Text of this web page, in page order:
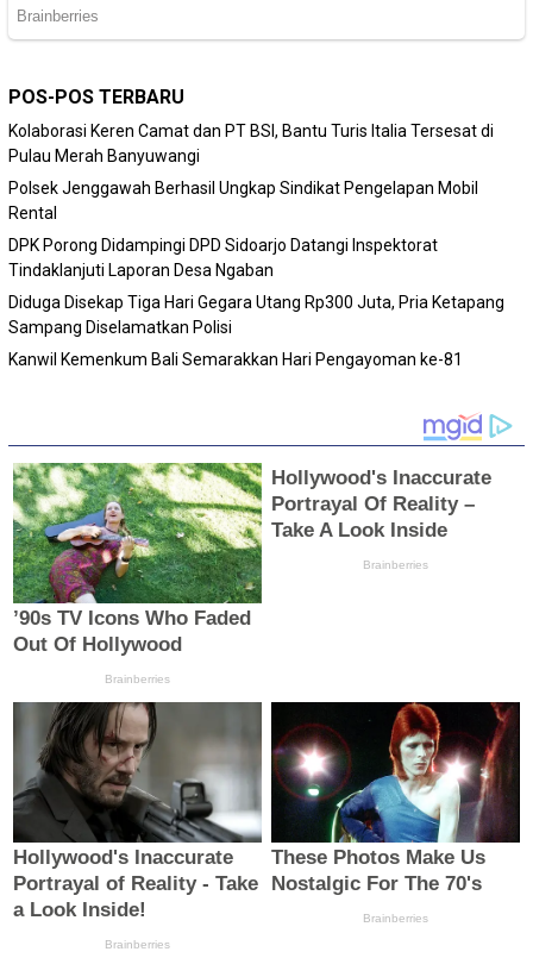
POS-POS TERBARU
Kolaborasi Keren Camat dan PT BSI, Bantu Turis Italia Tersesat di
Pulau Merah Banyuwangi
Polsek Jenggawah Berhasil Ungkap Sindikat Pengelapan Mobil
Rental
DPK Porong Didampingi DPD Sidoarjo Datangi Inspektorat
Tindaklanjuti Laporan Desa Ngaban
Diduga Disekap Tiga Hari Gegara Utang Rp300 Juta, Pria Ketapang
Sampang Diselamatkan Polisi
Kanwil Kemenkum Bali Semarakkan Hari Pengayoman ke-81